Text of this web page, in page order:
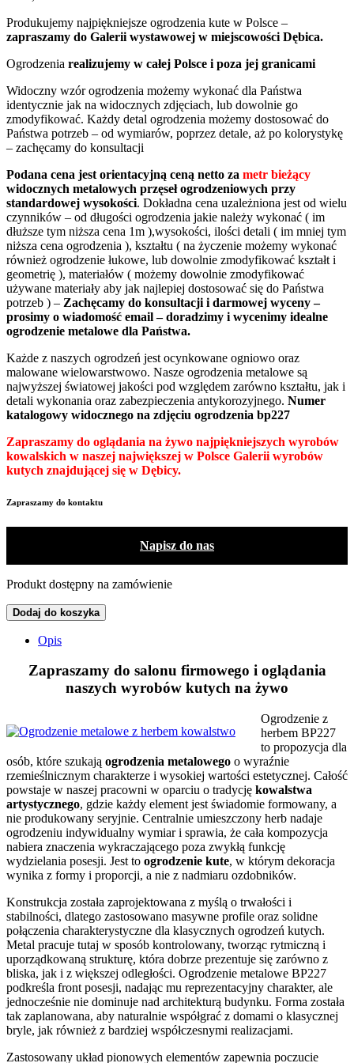
Produkujemy najpiękniejsze ogrodzenia kute w Polsce –
zapraszamy do Galerii wystawowej w miejscowości Dębica.
Ogrodzenia realizujemy w całej Polsce i poza jej granicami
Widoczny wzór ogrodzenia możemy wykonać dla Państwa
identycznie jak na widocznych zdjęciach, lub dowolnie go
zmodyfikować. Każdy detal ogrodzenia możemy dostosować do
Państwa potrzeb – od wymiarów, poprzez detale, aż po kolorystykę
– zachęcamy do konsultacji
Podana cena jest orientacyjną ceną netto za metr bieżący
widocznych metalowych przęseł ogrodzeniowych przy
standardowej wysokości. Dokładna cena uzależniona jest od wielu
czynników – od długości ogrodzenia jakie należy wykonać ( im
dłuższe tym niższa cena 1m ),wysokości, ilości detali ( im mniej tym
niższa cena ogrodzenia ), kształtu ( na życzenie możemy wykonać
również ogrodzenie łukowe, lub dowolnie zmodyfikować kształt i
geometrię ), materiałów ( możemy dowolnie zmodyfikować
używane materiały aby jak najlepiej dostosować się do Państwa
potrzeb ) – Zachęcamy do konsultacji i darmowej wyceny –
prosimy o wiadomość email – doradzimy i wycenimy idealne
ogrodzenie metalowe dla Państwa.
Każde z naszych ogrodzeń jest ocynkowane ogniowo oraz
malowane wielowarstwowo. Nasze ogrodzenia metalowe są
najwyższej światowej jakości pod względem zarówno kształtu, jak i
detali wykonania oraz zabezpieczenia antykorozyjnego. Numer
katalogowy widocznego na zdjęciu ogrodzenia bp227
Zapraszamy do oglądania na żywo najpiękniejszych wyrobów
kowalskich w naszej największej w Polsce Galerii wyrobów
kutych znajdującej się w Dębicy.
Zapraszamy do kontaktu
Napisz do nas
Produkt dostępny na zamówienie
Dodaj do koszyka
Opis
Zapraszamy do salonu firmowego i oglądania
naszych wyrobów kutych na żywo
Ogrodzenie z
herbem BP227
to propozycja dla
osób, które szukają ogrodzenia metalowego o wyraźnie
rzemieślnicznym charakterze i wysokiej wartości estetycznej. Całość
powstaje w naszej pracowni w oparciu o tradycję kowalstwa
artystycznego, gdzie każdy element jest świadomie formowany, a
nie produkowany seryjnie. Centralnie umieszczony herb nadaje
ogrodzeniu indywidualny wymiar i sprawia, że cała kompozycja
nabiera znaczenia wykraczającego poza zwykłą funkcję
wydzielania posesji. Jest to ogrodzenie kute, w którym dekoracja
wynika z formy i proporcji, a nie z nadmiaru ozdobników.
Konstrukcja została zaprojektowana z myślą o trwałości i
stabilności, dlatego zastosowano masywne profile oraz solidne
połączenia charakterystyczne dla klasycznych ogrodzeń kutych.
Metal pracuje tutaj w sposób kontrolowany, tworząc rytmiczną i
uporządkowaną strukturę, która dobrze prezentuje się zarówno z
bliska, jak i z większej odległości. Ogrodzenie metalowe BP227
podkreśla front posesji, nadając mu reprezentacyjny charakter, ale
jednocześnie nie dominuje nad architekturą budynku. Forma została
tak zaplanowana, aby naturalnie współgrać z domami o klasycznej
bryle, jak również z bardziej współczesnymi realizacjami.
Zastosowany układ pionowych elementów zapewnia poczucie